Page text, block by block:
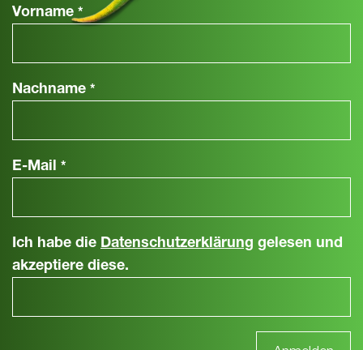
Vorname *
Nachname *
E-Mail *
Ich habe die Datenschutzerklärung gelesen und
akzeptiere diese.